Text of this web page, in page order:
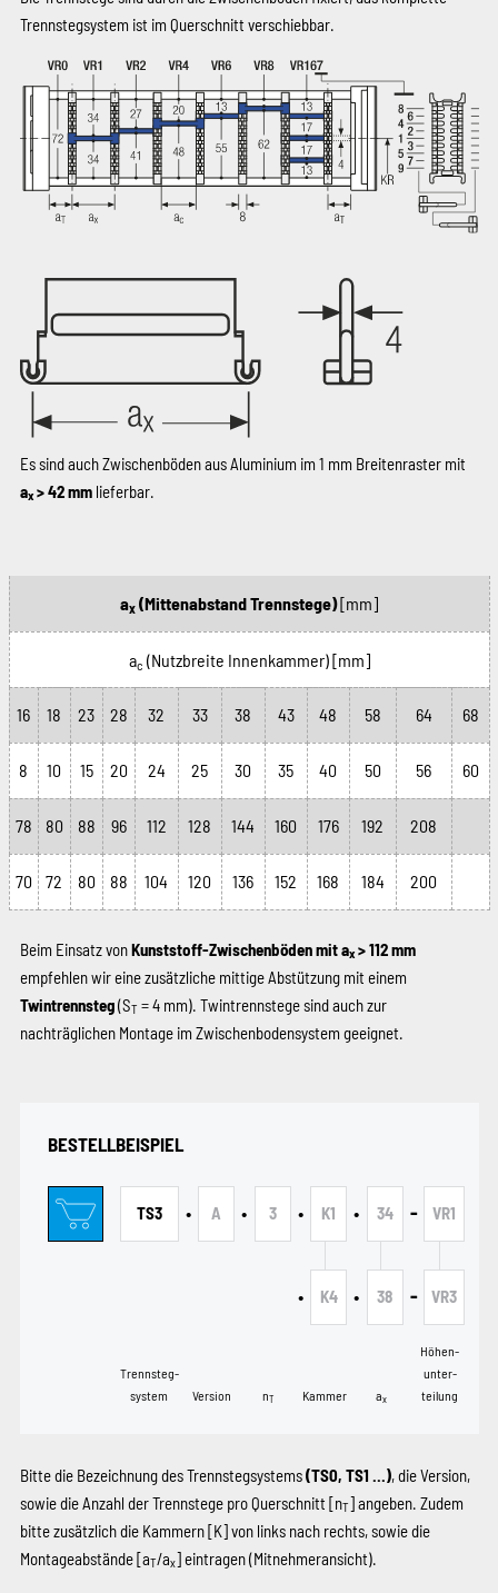
Trennstegsystem ist im Querschnitt verschiebbar.
Es sind auch Zwischenböden aus Aluminium im 1 mm Breitenraster mit
ax> 42 mmlieferbar.
ax (Mittenabstand Trennstege)[mm]
ac (Nutzbreite Innenkammer)[mm]
16 18 23 28 32 33 38 43 48 58 64 68
8 10 15 20 24 25 30 35 40 50 56 60
78 80 88 96 112 128 144 160 176 192 208
70 72 80 88 104 120 136 152 168 184 200
Beim Einsatz vonKunststoff-Zwischenböden mit ax> 112 mm
empfehlen wir eine zusätzliche mittige Abstützung mit einem
Twintrennsteg(ST = 4 mm). Twintrennstege sind auch zur
nachträglichen Montage im Zwischenbodensystem geeignet.
BESTELLBEISPIEL
TS3
Trennsteg­
system
• A
Version
• 3
nT
• K1
• K4
Kammer
• 34
• 38
ax
- VR1
- VR3
Höhen­
unter­
teilung
Bitte die Bezeichnung des Trennstegsystems(TS0, TS1 …), die Version,
sowie die Anzahl der Trennstege pro Querschnitt [nT] angeben. Zudem
bitte zusätzlich die Kammern[K]von links nach rechts, sowie die
Montageabstände [aT/ax] eintragen (Mitnehmeransicht).